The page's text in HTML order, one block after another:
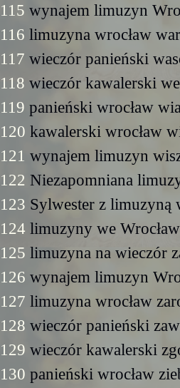
115 wynajem limuzyn
116 limuzyna wrocław
117 wieczór panieński
118 wieczór kawalerski
119 panieński wrocław
120 kawalerski wrocław
121 wynajem limuzyn
122 Niezapomniana
123 Sylwester z limuzyną
124 limuzyny we
125 limuzyna na wieczór
126 wynajem limuzyn
127 limuzyna wrocław
128 wieczór panieński
129 wieczór kawalerski
130 panieński wrocław